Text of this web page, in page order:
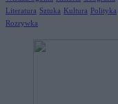
Literatura Sztuka Kultura Polityka
Rozrywka